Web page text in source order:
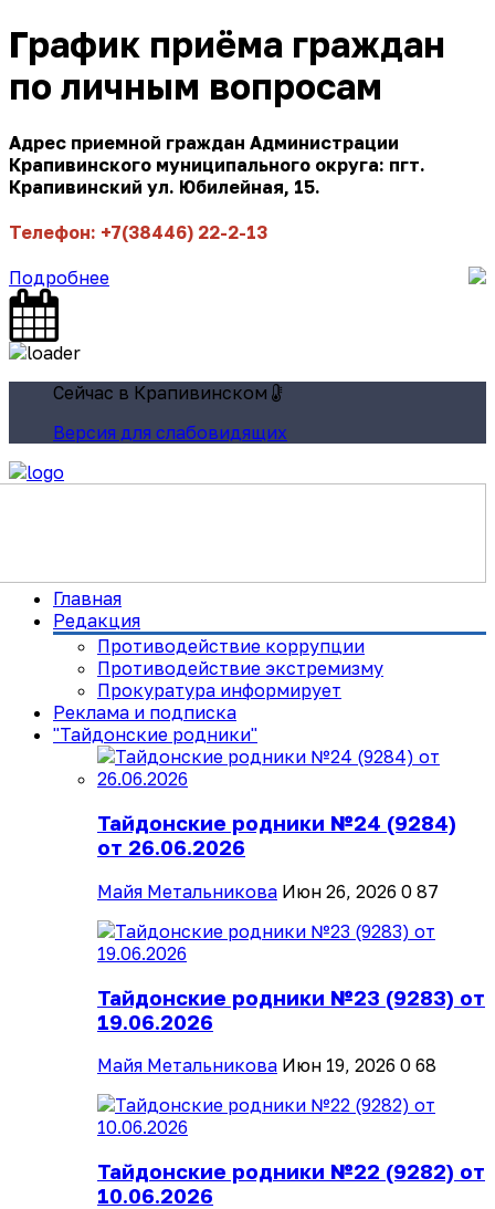
График приёма граждан
по личным вопросам
Адрес приемной граждан Администрации
Крапивинского муниципального округа: пгт.
Крапивинский ул. Юбилейная, 15.
Телефон: +7(38446) 22-2-13
Подробнее
Сейчас в Крапивинском
Версия для слабовидящих
Главная
Редакция
Противодействие коррупции
Противодействие экстремизму
Прокуратура информирует
Реклама и подписка
"Тайдонские родники"
Тайдонские родники №24 (9284)
от 26.06.2026
Майя Метальникова Июн 26, 2026 0 87
Тайдонские родники №23 (9283) от
19.06.2026
Майя Метальникова Июн 19, 2026 0 68
Тайдонские родники №22 (9282) от
10.06.2026